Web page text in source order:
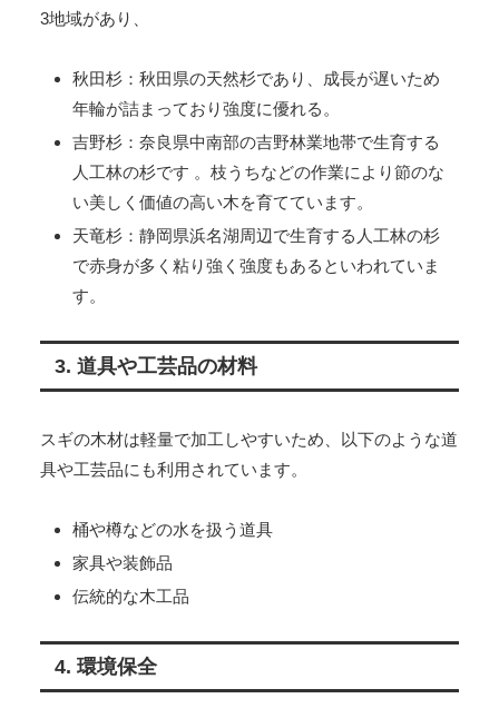
3地域があり、
秋田杉：秋田県の天然杉であり、成長が遅いため
年輪が詰まっており強度に優れる。
吉野杉：奈良県中南部の吉野林業地帯で生育する
人工林の杉です 。枝うちなどの作業により節のな
い美しく価値の高い木を育てています。
天竜杉：静岡県浜名湖周辺で生育する人工林の杉
で赤身が多く粘り強く強度もあるといわれていま
す。
3. 道具や工芸品の材料
スギの木材は軽量で加工しやすいため、以下のような道
具や工芸品にも利用されています。
桶や樽などの水を扱う道具
家具や装飾品
伝統的な木工品
4. 環境保全